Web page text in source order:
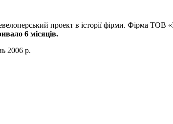
проект в історії фірми. Фірма
6 місяців.
2006 р.